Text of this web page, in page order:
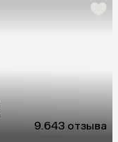
9.643 отзыва